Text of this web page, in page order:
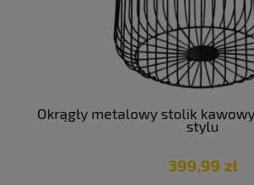
Okrągły metalowy stolik
stylu
399,99 zł